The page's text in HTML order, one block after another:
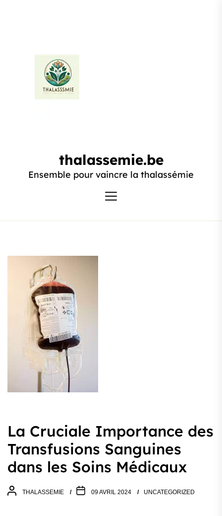
thalassemie.be
thalassemie.be
Ensemble pour vaincre la thalassémie
La Cruciale Importance des
Transfusions Sanguines
dans les Soins Médicaux
THALASSEMIE 09 AVRIL 2024 UNCATEGORIZED